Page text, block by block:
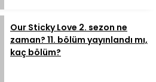
Our Sticky Love 2. sezon ne
zaman? 11. bölüm yayınlandı mı,
kaç bölüm?